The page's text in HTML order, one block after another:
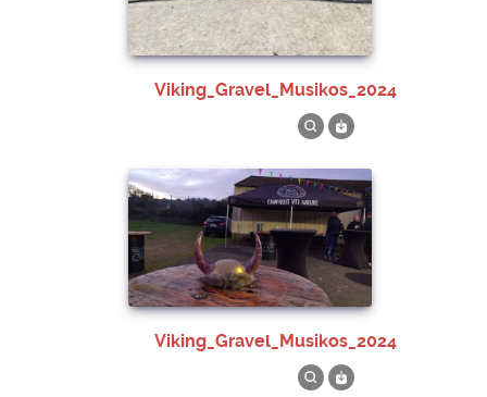
Viking_Gravel_Musikos_2024
Viking_Gravel_Musikos_2024